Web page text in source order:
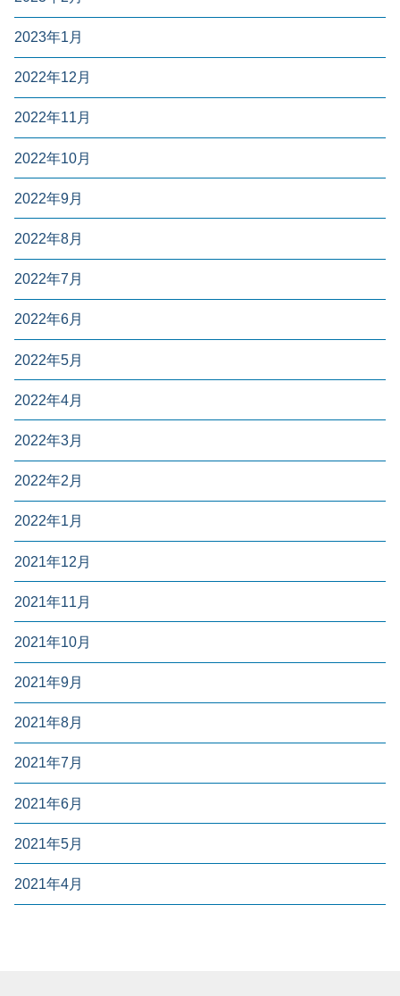
2023年1月
2022年12月
2022年11月
2022年10月
2022年9月
2022年8月
2022年7月
2022年6月
2022年5月
2022年4月
2022年3月
2022年2月
2022年1月
2021年12月
2021年11月
2021年10月
2021年9月
2021年8月
2021年7月
2021年6月
2021年5月
2021年4月